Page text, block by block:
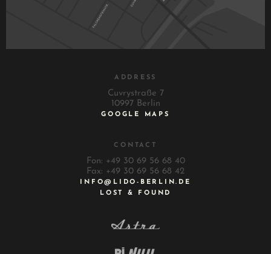
ADDRESS
Cuvrystraße 7
10997 Berlin
GOOGLE MAPS
CONTACT
Fon: +49 30 69 56 68 40
Fax: +49 30 69 56 68 42
INFO@LIDO-BERLIN.DE
LOST & FOUND